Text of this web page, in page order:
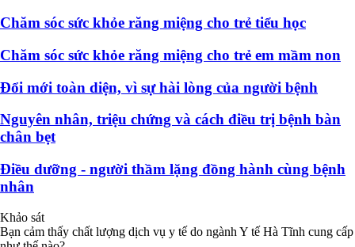
Chăm sóc sức khỏe răng miệng cho trẻ tiểu học
Chăm sóc sức khỏe răng miệng cho trẻ em mầm non
Đổi mới toàn diện, vì sự hài lòng của người bệnh
Nguyên nhân, triệu chứng và cách điều trị bệnh bàn
chân bẹt
Điều dưỡng - người thầm lặng đồng hành cùng bệnh
nhân
Khảo sát
Bạn cảm thấy chất lượng dịch vụ y tế do ngành Y tế Hà Tĩnh cung cấp